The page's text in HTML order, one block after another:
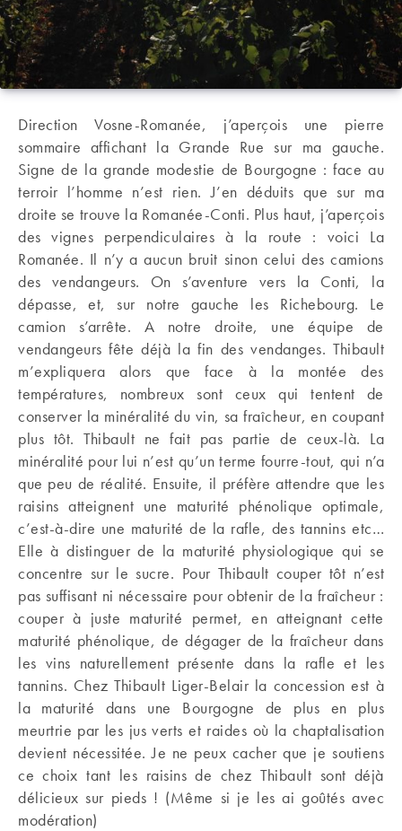
Direction Vosne-Romanée, j’aperçois une pierre
sommaire affichant la Grande Rue sur ma gauche.
Signe de la grande modestie de Bourgogne : face au
terroir l’homme n’est rien. J’en déduits que sur ma
droite se trouve la Romanée-Conti. Plus haut, j’aperçois
des vignes perpendiculaires à la route : voici La
Romanée. Il n’y a aucun bruit sinon celui des camions
des vendangeurs. On s’aventure vers la Conti, la
dépasse, et, sur notre gauche les Richebourg. Le
camion s’arrête. A notre droite, une équipe de
vendangeurs fête déjà la fin des vendanges. Thibault
m’expliquera alors que face à la montée des
températures, nombreux sont ceux qui tentent de
conserver la minéralité du vin, sa fraîcheur, en coupant
plus tôt. Thibault ne fait pas partie de ceux-là. La
minéralité pour lui n’est qu’un terme fourre-tout, qui n’a
que peu de réalité. Ensuite, il préfère attendre que les
raisins atteignent une maturité phénolique optimale,
c’est-à-dire une maturité de la rafle, des tannins etc…
Elle à distinguer de la maturité physiologique qui se
concentre sur le sucre. Pour Thibault couper tôt n’est
pas suffisant ni nécessaire pour obtenir de la fraîcheur :
couper à juste maturité permet, en atteignant cette
maturité phénolique, de dégager de la fraîcheur dans
les vins naturellement présente dans la rafle et les
tannins. Chez Thibault Liger-Belair la concession est à
la maturité dans une Bourgogne de plus en plus
meurtrie par les jus verts et raides où la chaptalisation
devient nécessitée. Je ne peux cacher que je soutiens
ce choix tant les raisins de chez Thibault sont déjà
délicieux sur pieds ! (Même si je les ai goûtés avec
modération)